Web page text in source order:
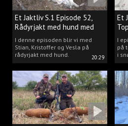
20:29
Et Jaktliv S.1 Episode 52,
Rådyrjakt med hund med
Stian, Kristoffer og Vesla
I denne episoden blir vi med
Stian, Kristoffer og Vesla på
rådyrjakt med hund.
Et
I
på
i